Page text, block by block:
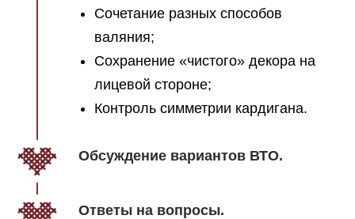
Сочетание разных способов
валяния;
Сохранение «чистого» декора на
лицевой стороне;
Контроль симметрии кардигана.
Обсуждение вариантов ВТО.
Ответы на вопросы.